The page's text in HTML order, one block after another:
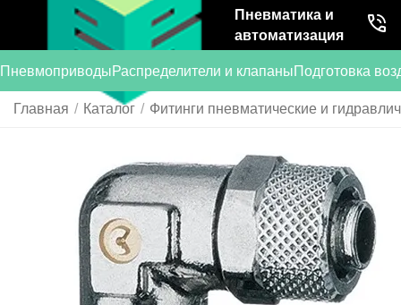
Пневматика и
автоматизация
ПневмоприводыРаспределители и клапаныПодготовка
Главная / Каталог / Фитинги пневматические и